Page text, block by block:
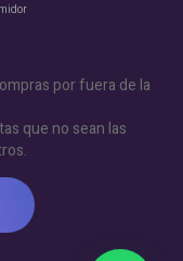
por fuera de la
que no sean las